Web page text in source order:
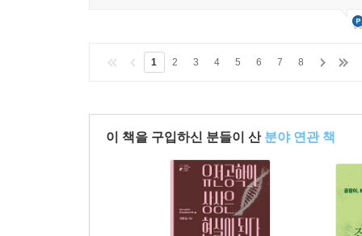
1 2 3 4 5 6 7 8
이 책을 구입하신 분들이 산 분야 연관 책